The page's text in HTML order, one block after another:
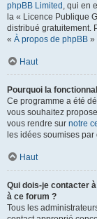
phpBB Limited , qui en
la « Licence Publique
distribué gratuitement.
« À propos de phpBB »
Haut
Pourquoi la
Ce programme a été
vous souhaitez
vous rendre sur notre
les idées soumises
Haut
Qui dois-je contacter
à ce forum ?
Tous les